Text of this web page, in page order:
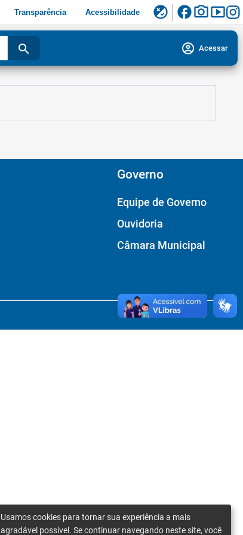
Transparência Acessibilidade flaky facebookphoto_camerasmart_display
search account_circle Acessar
Governo
Equipe de Governo
Ouvidoria
Câmara Municipal
Usamos cookies para tornar sua experiência a mais
agradável possível. Se continuar navegando neste site, você